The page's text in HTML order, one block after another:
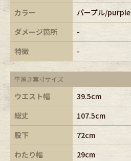
カラー
パープル/purple
ダメージ箇所
-
特徴
-
平置き実寸サイズ
ウエスト幅
39.5cm
総丈
107.5cm
股下
72cm
わたり幅
29cm